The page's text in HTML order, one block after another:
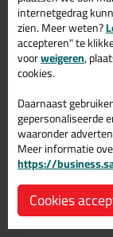
veelzijdige kit
bijpassende kleur
Bestel de Seal-It
vandaag nog! Op
huis.
Wil je meer
product?Lees
internetgedrag
zien. Meer weten?
accepteren" te
voorweigeren,
cookies.
Daarnaast
gepersonaliseerde
waaronder
Meer informatie
https://
Cookies